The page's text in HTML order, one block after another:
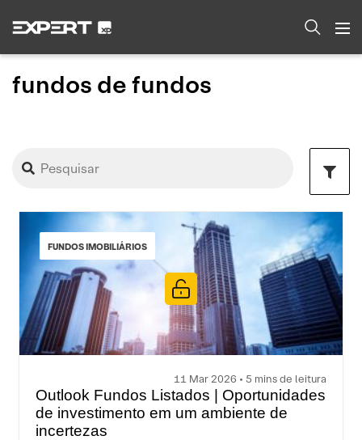
fundos de fundos
FUNDOS IMOBILIÁRIOS
11 Mar 2026 • 5 mins de leitura
Outlook Fundos Listados | Oportunidades
de investimento em um ambiente de
incertezas